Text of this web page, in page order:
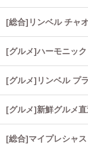
[総合]リンベル チャオ
[グルメ]ハーモニッ
[グルメ]リンベル プ
[グルメ]新鮮グルメ
[総合]マイプレシャ